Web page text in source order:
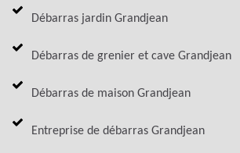
Débarras jardin Grandjean
Débarras de grenier et cave Grandjean
Débarras de maison Grandjean
Entreprise de débarras Grandjean